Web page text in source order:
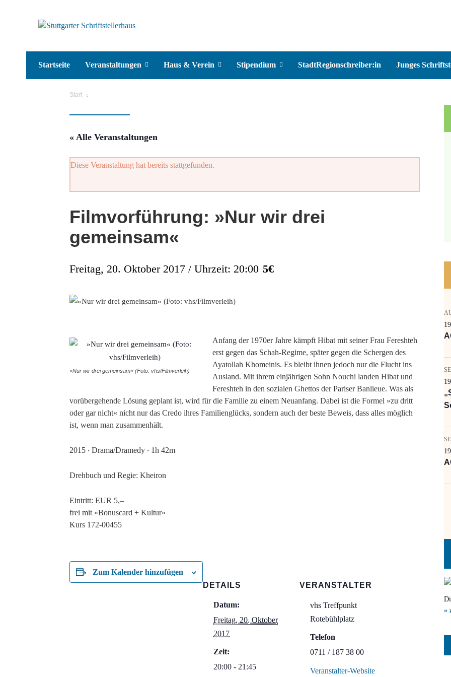
Startseite Veranstaltungen Haus & Verein Stipendium StadtRegionschreiber:in Junges
Start
« Alle Veranstaltungen
Diese Veranstaltung hat bereits stattgefunden.
Filmvorführung: »Nur wir drei
gemeinsam«
Freitag, 20. Oktober 2017 / Uhrzeit: 20:00 5€
»Nur wir drei gemeinsam« (Foto: vhs/Filmverleih)
Anfang der 1970er Jahre kämpft Hibat mit seiner Frau Fereshteh
erst gegen das Schah-Regime, später gegen die Schergen des
Ayatollah Khomeinis. Es bleibt ihnen jedoch nur die Flucht ins
Ausland. Mit ihrem einjährigen Sohn Nouchi landen Hibat und
Fereshteh in den sozialen Ghettos der Pariser Banlieue. Was als
vorübergehende Lösung geplant ist, wird für die Familie zu einem Neuanfang. Dabei ist die Formel »zu dritt
oder gar nicht« nicht nur das Credo ihres Familienglücks, sondern auch der beste Beweis, dass alles möglich
ist, wenn man zusammenhält.
2015 ‧ Drama/Dramedy ‧ 1h 42m
Drehbuch und Regie: Kheiron
Eintritt: EUR 5,–
frei mit »Bonuscard + Kultur«
Kurs 172-00455
Zum Kalender hinzufügen
DETAILS
Datum:
Freitag, 20. Oktober
2017
Zeit:
20:00 - 21:45
VERANSTALTER
vhs Treffpunkt
Rotebühlplatz
Telefon
0711 / 187 38 00
Veranstalter-Website
»